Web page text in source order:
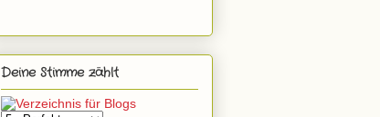
Deine Stimme zählt